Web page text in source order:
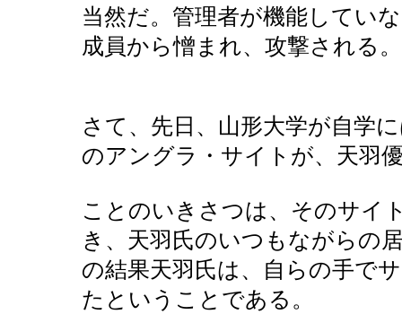
当然だ。管理者が機能してい
成員から憎まれ、攻撃される。
さて、先日、山形大学が自学
のアングラ・サイトが、天羽
ことのいきさつは、そのサイ
き、天羽氏のいつもながらの
の結果天羽氏は、自らの手で
たということである。